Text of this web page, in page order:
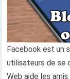
Facebook est un
utilisateurs de se
Web aide les